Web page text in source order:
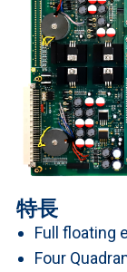
特長
Full floating
Four